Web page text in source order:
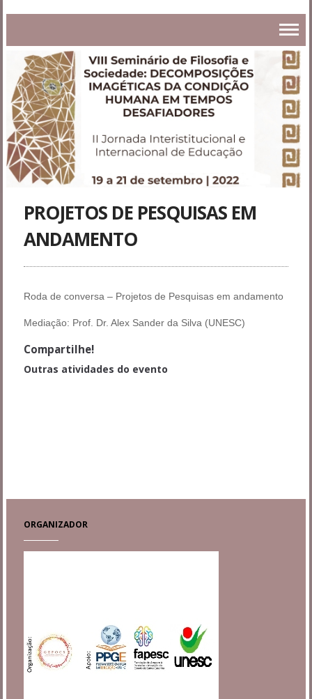
PROJETOS DE PESQUISAS EM
ANDAMENTO
Roda de conversa – Projetos de Pesquisas em andamento
Mediação: Prof. Dr. Alex Sander da Silva (UNESC)
Compartilhe!
Outras atividades do evento
ORGANIZADOR